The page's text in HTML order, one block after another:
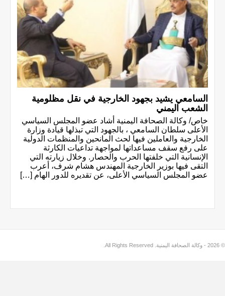
السامعي يشيد بجهود الخارجية في نقل مظلومية
الشعب اليمني
خاص/ وكالة الصحافة اليمنية أشاد عضو المجلس السياسي
الأعلى سلطان السامعي ، بالجهود التي تبذلها قيادة وزارة
الخارجية والعاملين فيها لحث المانحين والمنظمات الدولية
على رفع سقف مساعداتها لمواجهة تداعيات الكارثة
الإنسانية التي خلفتها الحرب والحصار. وخلال زيارته التي
التقى فيها بوزير الخارجية المهندس هشام شرف، أعرب
عضو المجلس السياسي الأعلى، عن تقديره للدور الهام […]
© 2026 - وكالة الصحافة اليمنية. All Rights Reserved.